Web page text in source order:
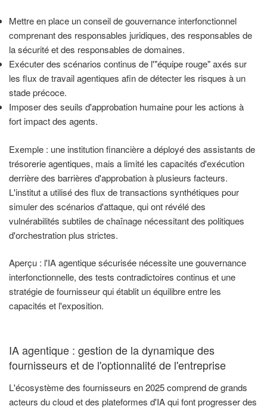
Mettre en place un conseil de gouvernance interfonctionnel
comprenant des responsables juridiques, des responsables de
la sécurité et des responsables de domaines.
Exécuter des scénarios continus de l'"équipe rouge" axés sur
les flux de travail agentiques afin de détecter les risques à un
stade précoce.
Imposer des seuils d'approbation humaine pour les actions à
fort impact des agents.
Exemple : une institution financière a déployé des assistants de
trésorerie agentiques, mais a limité les capacités d'exécution
derrière des barrières d'approbation à plusieurs facteurs.
L'institut a utilisé des flux de transactions synthétiques pour
simuler des scénarios d'attaque, qui ont révélé des
vulnérabilités subtiles de chaînage nécessitant des politiques
d'orchestration plus strictes.
Aperçu : l'IA agentique sécurisée nécessite une gouvernance
interfonctionnelle, des tests contradictoires continus et une
stratégie de fournisseur qui établit un équilibre entre les
capacités et l'exposition.
IA agentique : gestion de la dynamique des
fournisseurs et de l'optionnalité de l'entreprise
L'écosystème des fournisseurs en 2025 comprend de grands
acteurs du cloud et des plateformes d'IA qui font progresser des